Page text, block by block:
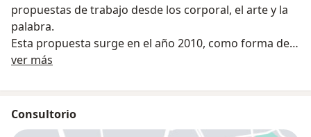
propuestas de trabajo desde los corporal, el arte y la
palabra.
Esta propuesta surge en el año 2010, como forma de
integrar tres líneas de trabajo que veníamos
terapeutas. ¿Bajo que comprensión? El ser del hombre
piensa, siente y hace. Un trabajo terapéutico que solo
se dirige al pensar, olvida que el ser humano también
ver más
Consultorio